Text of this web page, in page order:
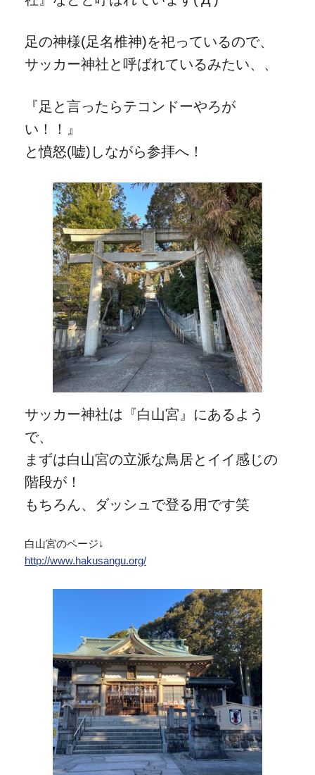
足の神様(足名椎神)を祀っているので、
サッカー神社と呼ばれているみたい、、
『足と言ったらテコンドーやろが
い！！』
と憤怒(嘘)しながら参拝へ！
サッカー神社は『白山宮』にあるよう
で、
まずは白山宮の立派な鳥居とイイ感じの
階段が！
もちろん、ダッシュで登る用です笑
白山宮のページ↓
http://www.hakusangu.org/